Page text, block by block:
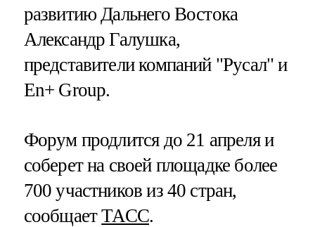
развитию Дальнего Востока
Александр Галушка,
представители компаний "Русал" и
En+ Group.
Форум продлится до 21 апреля и
соберет на своей площадке более
700 участников из 40 стран,
сообщаетТАСС.